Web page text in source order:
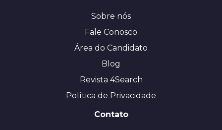
Sobre nós
Fale Conosco
Área do Candidato
Blog
Revista 4Search
Política de Privacidade
Contato